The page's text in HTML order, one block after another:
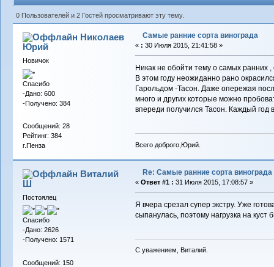
0 Пользователей и 2 Гостей просматривают эту тему.
Николаев
Юрий
Новичок
Спасибо
-Дано: 600
-Получено: 384
Сообщений: 28
Рейтинг: 384
г.Пенза
Самые ранние сорта винограда
« : 30 Июля 2015, 21:41:58 »
Никак не обойти тему о самых ранних ,
В этом году неожиданно рано
Гарольдом -Тасон. Даже опережая
много и других которые можно
впереди получился Тасон. Каждый год
Всего доброго,Юрий.
Виталий
Ш
Постоялец
Спасибо
-Дано: 2626
-Получено: 1571
Сообщений: 150
Re: Самые ранние сорта винограда
« Ответ #1 : 31 Июля 2015, 17:08:57 »
Я вчера срезал супер экстру. Уже
сыпанулась, поэтому нагрузка на
С уважением, Виталий.